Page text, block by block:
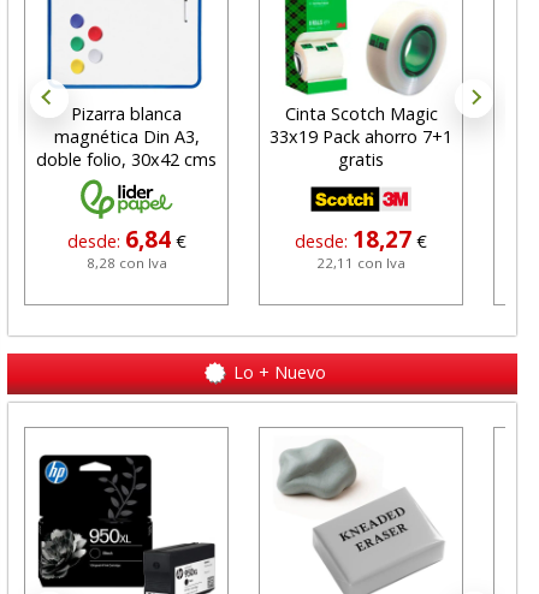
Pizarra blanca
magnética Din A3,
doble folio, 30x42 cms
desde: 6,84 €
8,28 con Iva
Cinta Scotch Magic
33x19 Pack ahorro 7+1
gratis
desde: 18,27 €
22,11 con Iva
Lo + Nuevo